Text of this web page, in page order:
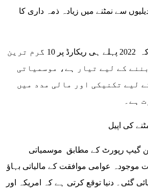
سے نمٹنے میں زیادہ ذمہ داری کا
رپورٹ میں زور دیا گیا کہ 2022 پہلے ہی ریکارڈ پر 10 گرم ترین
کے لیے تیار ہے، موسمیاتی
لیے تکنیکی اور مالی مدد میں
ہے۔
کی اپیل
گیپ رپورٹ کے مطابق موسمیاتی
موجودہ عوامی موافقت کے مالیاتی بہاؤ
زیادہ پائی گئی۔ دنیا توقع کرتی ہے کہ امریکہ اور